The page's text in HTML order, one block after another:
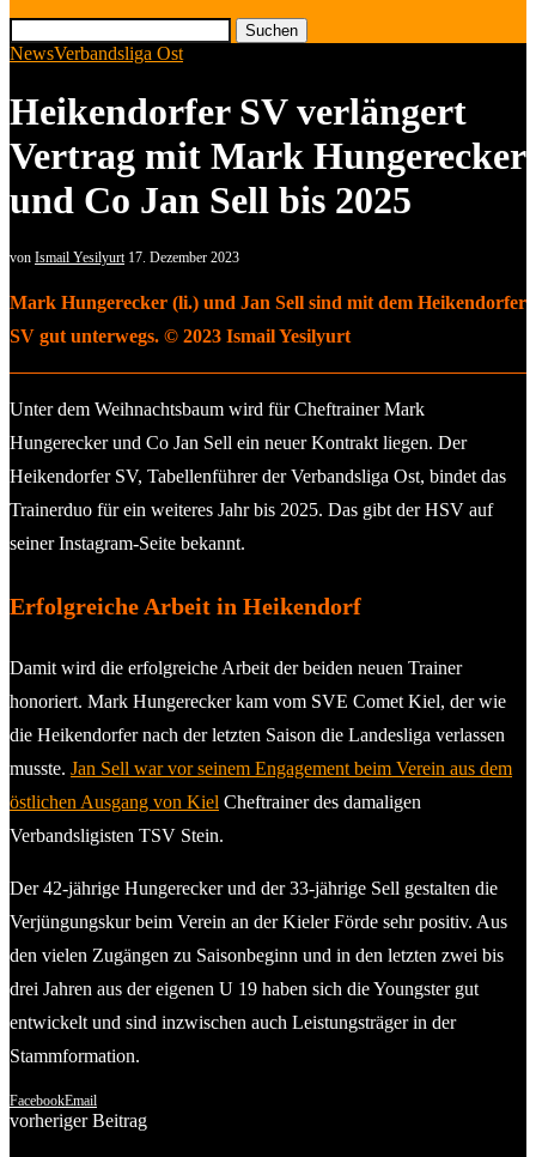
Suchen
NewsVerbandsliga Ost
Heikendorfer SV verlängert
Vertrag mit Mark Hungerecker
und Co Jan Sell bis 2025
von Ismail Yesilyurt 17. Dezember 2023
Mark Hungerecker (li.) und Jan Sell sind mit dem Heikendorfer
SV gut unterwegs. © 2023 Ismail Yesilyurt
Unter dem Weihnachtsbaum wird für Cheftrainer Mark
Hungerecker und Co Jan Sell ein neuer Kontrakt liegen. Der
Heikendorfer SV, Tabellenführer der Verbandsliga Ost, bindet das
Trainerduo für ein weiteres Jahr bis 2025. Das gibt der HSV auf
seiner Instagram-Seite bekannt.
Erfolgreiche Arbeit in Heikendorf
Damit wird die erfolgreiche Arbeit der beiden neuen Trainer
honoriert. Mark Hungerecker kam vom SVE Comet Kiel, der wie
die Heikendorfer nach der letzten Saison die Landesliga verlassen
musste. Jan Sell war vor seinem Engagement beim Verein aus dem
östlichen Ausgang von Kiel Cheftrainer des damaligen
Verbandsligisten TSV Stein.
Der 42-jährige Hungerecker und der 33-jährige Sell gestalten die
Verjüngungskur beim Verein an der Kieler Förde sehr positiv. Aus
den vielen Zugängen zu Saisonbeginn und in den letzten zwei bis
drei Jahren aus der eigenen U 19 haben sich die Youngster gut
entwickelt und sind inzwischen auch Leistungsträger in der
Stammformation.
FacebookEmail
vorheriger Beitrag